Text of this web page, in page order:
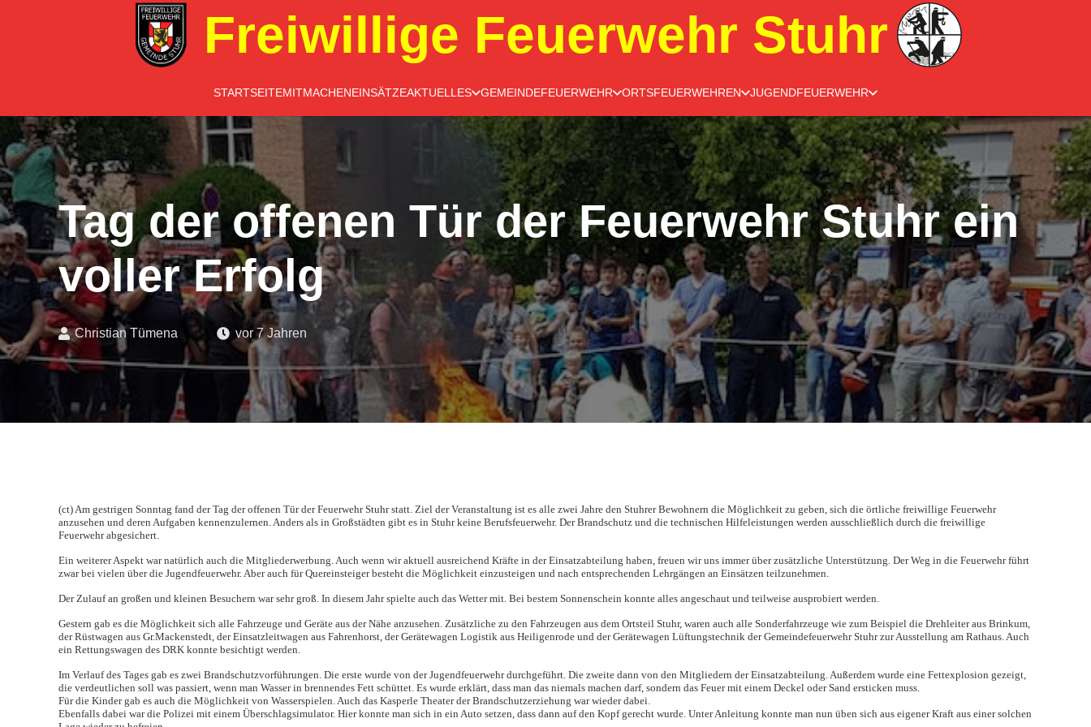
Freiwillige Feuerwehr Stuhr
STARTSEITEMITMACHENEINSÄTZEAKTUELLES GEMEINDEFEUERWEHR ORTSFEUERWEHREN JUGENDFEUERWEHR
Tag der offenen Tür der Feuerwehr Stuhr ein
voller Erfolg
Christian Tümena vor 7 Jahren
(ct) Am gestrigen Sonntag fand der Tag der offenen Tür der Feuerwehr Stuhr statt. Ziel der Veranstaltung ist es alle zwei Jahre den Stuhrer Bewohnern die Möglichkeit zu geben, sich die örtliche freiwillige Feuerwehr
anzusehen und deren Aufgaben kennenzulernen. Anders als in Großstädten gibt es in Stuhr keine Berufsfeuerwehr. Der Brandschutz und die technischen Hilfeleistungen werden ausschließlich durch die freiwillige
Feuerwehr abgesichert.
Ein weiterer Aspekt war natürlich auch die Mitgliederwerbung. Auch wenn wir aktuell ausreichend Kräfte in der Einsatzabteilung haben, freuen wir uns immer über zusätzliche Unterstützung. Der Weg in die Feuerwehr führt
zwar bei vielen über die Jugendfeuerwehr. Aber auch für Quereinsteiger besteht die Möglichkeit einzusteigen und nach entsprechenden Lehrgängen an Einsätzen teilzunehmen.
Der Zulauf an großen und kleinen Besuchern war sehr groß. In diesem Jahr spielte auch das Wetter mit. Bei bestem Sonnenschein konnte alles angeschaut und teilweise ausprobiert werden.
Gestern gab es die Möglichkeit sich alle Fahrzeuge und Geräte aus der Nähe anzusehen. Zusätzliche zu den Fahrzeugen aus dem Ortsteil Stuhr, waren auch alle Sonderfahrzeuge wie zum Beispiel die Drehleiter aus Brinkum,
der Rüstwagen aus Gr.Mackenstedt, der Einsatzleitwagen aus Fahrenhorst, der Gerätewagen Logistik aus Heiligenrode und der Gerätewagen Lüftungstechnik der Gemeindefeuerwehr Stuhr zur Ausstellung am Rathaus. Auch
ein Rettungswagen des DRK konnte besichtigt werden.
Im Verlauf des Tages gab es zwei Brandschutzvorführungen. Die erste wurde von der Jugendfeuerwehr durchgeführt. Die zweite dann von den Mitgliedern der Einsatzabteilung. Außerdem wurde eine Fettexplosion gezeigt,
die verdeutlichen soll was passiert, wenn man Wasser in brennendes Fett schüttet. Es wurde erklärt, dass man das niemals machen darf, sondern das Feuer mit einem Deckel oder Sand ersticken muss.
Für die Kinder gab es auch die Möglichkeit von Wasserspielen. Auch das Kasperle Theater der Brandschutzerziehung war wieder dabei.
Ebenfalls dabei war die Polizei mit einem Überschlagsimulator. Hier konnte man sich in ein Auto setzen, dass dann auf den Kopf gerecht wurde. Unter Anleitung konnte man nun üben sich aus eigener Kraft aus einer solchen